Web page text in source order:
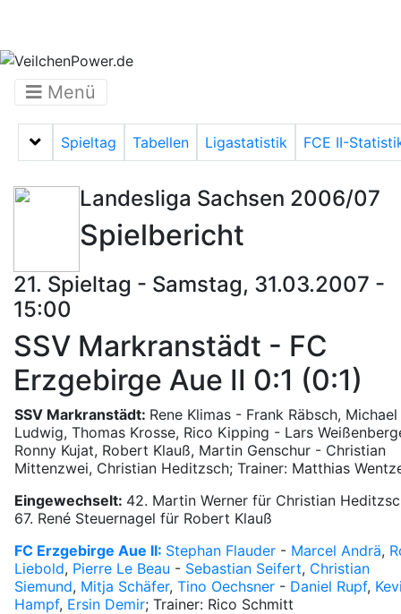
Menü
Menü auf-/zuklappen
Spieltag Tabellen Ligastatistik FCE II-
Landesliga Sachsen 2006/07
Spielbericht
21. Spieltag - Samstag, 31.03.2007 -
15:00
SSV Markranstädt - FC
Erzgebirge Aue II 0:1 (0:1)
SSV Markranstädt: Rene Klimas - Frank Räbsch, Michael
Ludwig, Thomas Krosse, Rico Kipping - Lars
Ronny Kujat, Robert Klauß, Martin Genschur - Christian
Mittenzwei, Christian Heditzsch; Trainer: Matthias
Eingewechselt: 42. Martin Werner für Christian
67. René Steuernagel für Robert Klauß
FC Erzgebirge Aue II: Stephan Flauder - Marcel Andrä,
Liebold, Pierre Le Beau - Sebastian Seifert, Christian
Siemund, Mitja Schäfer, Tino Oechsner - Daniel Rupf,
Hampf, Ersin Demir; Trainer: Rico Schmitt